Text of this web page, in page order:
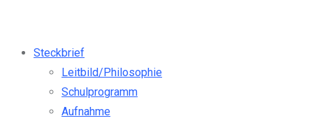
Steckbrief
Leitbild/Philosophie
Schulprogramm
Aufnahme